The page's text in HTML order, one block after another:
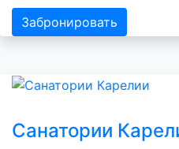
Забронировать
Санатории